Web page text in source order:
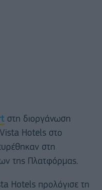
στη διοργάνωση
Hotels στο
στη
της Πλατφόρμας.
Hotels προλόγισε τη